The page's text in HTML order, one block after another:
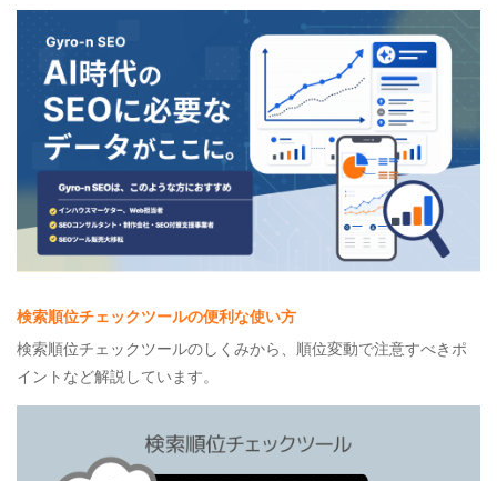
検索順位チェックツールの便利な使い方
検索順位チェックツールのしくみから、順位変動で注意すべきポ
イントなど解説しています。